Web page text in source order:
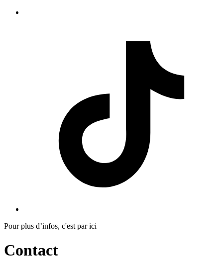
Pour plus d’infos, c'est par ici
Contact